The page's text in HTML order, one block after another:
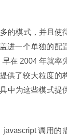
的模式，并且使
进一个单独的配
在 2004 年就率
供了较大粒度的
中为这些模式提
调用的